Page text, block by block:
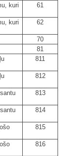
kuri
61
kuri
62
70
81
811
812
813
814
815
816